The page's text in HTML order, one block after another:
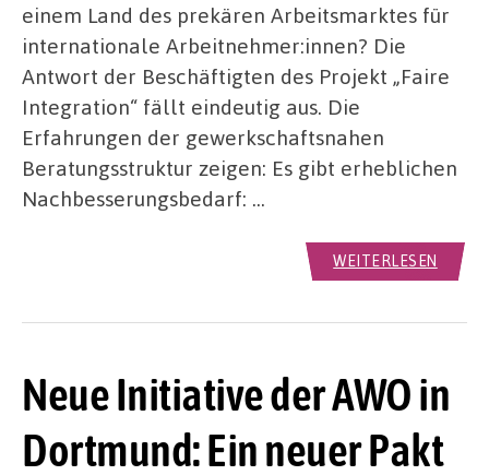
einem Land des prekären Arbeitsmarktes für
internationale Arbeitnehmer:innen? Die
Antwort der Beschäftigten des Projekt „Faire
Integration“ fällt eindeutig aus. Die
Erfahrungen der gewerkschaftsnahen
Beratungsstruktur zeigen: Es gibt erheblichen
Nachbesserungsbedarf: …
WEITERLESEN
Neue Initiative der AWO in
Dortmund: Ein neuer Pakt